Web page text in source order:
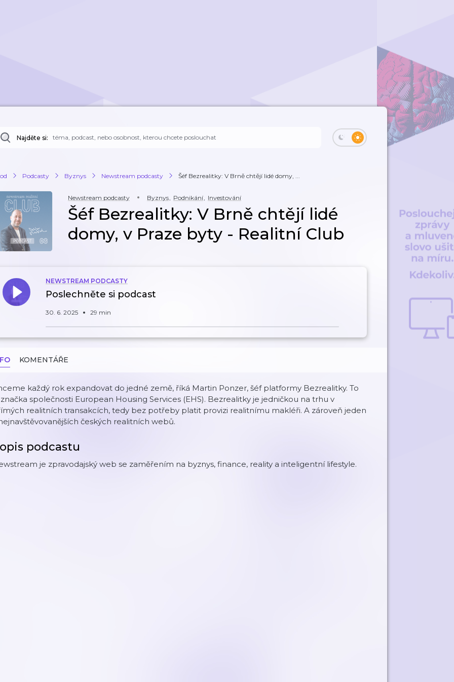
Najděte si:
Podcasty Byznys Newstream podcasty Šéf Bezrealitky: V Brně chtějí lidé domy, ...
Newstream podcasty Byznys, Podnikání, Investování
Šéf Bezrealitky: V Brně chtějí lidé
domy, v Praze byty - Realitní Club
NEWSTREAM PODCASTY
Poslechněte si podcast
30. 6. 2025 29 min
KOMENTÁŘE
každý rok expandovat do jedné země, říká Martin Ponzer, šéf platformy Bezrealitky. To
společnosti European Housing Services (EHS). Bezrealitky je jedničkou na trhu v
realitních transakcích, tedy bez potřeby platit provizi realitnímu makléři. A zároveň jeden
českých realitních webů.
podcastu
je zpravodajský web se zaměřením na byznys, finance, reality a inteligentní lifestyle.